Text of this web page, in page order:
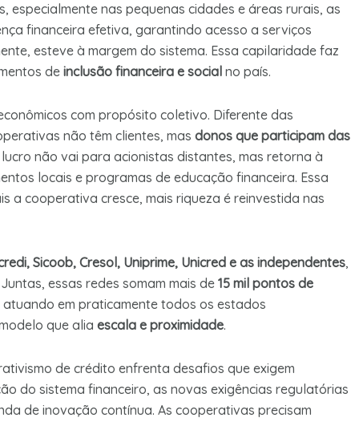
especialmente nas pequenas cidades e áreas rurais, as
financeira efetiva, garantindo acesso a serviços
esteve à margem do sistema. Essa capilaridade faz
deinclusão financeira e social no país.
com propósito coletivo. Diferente das
não têm clientes, mas donos que participam das
lucro não vai para acionistas distantes, mas retorna à
locais e programas de educação financeira. Essa
a cooperativa cresce, mais riqueza é reinvestida nas
Sicoob, Cresol, Uniprime, Unicred e as independentes,
essas redes somam mais de 15 mil pontos de
atuando em praticamente todos os estados
que alia escala e proximidade.
de crédito enfrenta desafios que exigem
do sistema financeiro, as novas exigências regulatórias
de inovação contínua. As cooperativas precisam